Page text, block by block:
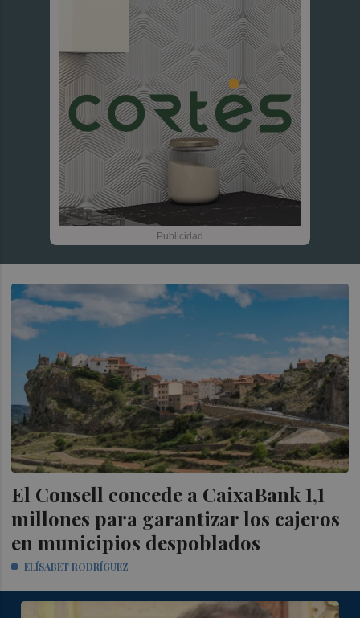
El Consell concede a CaixaBank 1,1
millones para garantizar los cajeros
en municipios despoblados
ELÍSABET RODRÍGUEZ